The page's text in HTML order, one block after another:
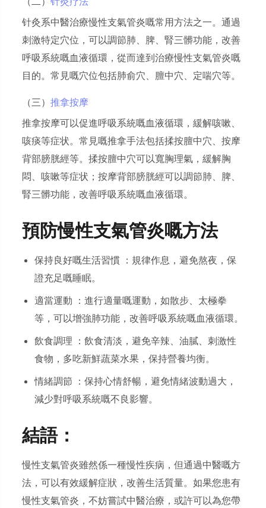
针灸系中醫治療慢性支氣管炎嘅常用方法之一。通過
刺激特定穴位，可以調節肺、脾、腎三髒功能，改善
呼吸系統嘅血液循環，從而達到治療慢性支氣管炎嘅
目的。常見嘅穴位包括肺俞穴、膻中穴、定喘穴等。
（三）推拿按摩
推拿按摩可以促進呼吸系統嘅血液循環，緩解咳嗽、
咳痰等症状。常見嘅推拿手法包括揉按膻中穴、按摩
背部膀胱經等。揉按膻中穴可以寬胸理氣，緩解胸
悶、咳嗽等症状；按摩背部膀胱經可以調節肺、脾、
腎三髒功能，改善呼吸系統嘅血液循環。
預防慢性支氣管炎嘅方法
保持良好嘅生活習慣 ：規律作息，避免熬夜，保
證充足嘅睡眠。
適當運動 ：進行適量嘅運動，如散步、太極拳
等，可以增強肺功能，改善呼吸系統嘅血液循環。
飲食調理 ：飲食清淡，避免辛辣、油膩、刺激性
食物，多吃新鮮蔬菜水果，保持營養均衡。
情緒調節 ：保持心情舒暢，避免情緒波動過大，
減少對呼吸系統嘅不良影響。
結語：
慢性支氣管炎雖然係一種慢性疾病，但通過中醫嘅方
法，可以有效緩解症狀，改善生活質量。如果您患有
慢性支氣管炎，不妨嘗試中醫治療，或許可以為您帶